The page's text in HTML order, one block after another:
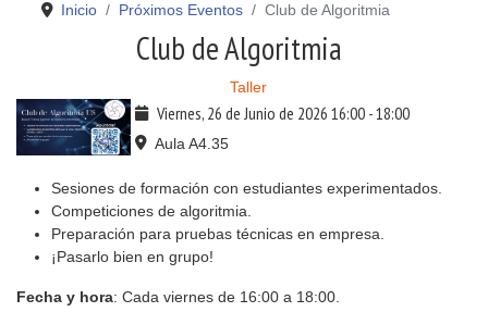
Inicio Próximos Eventos Club de Algoritmia
Club de Algoritmia
Taller
Viernes, 26 de Junio de 2026 16:00-18:00
Aula A4.35
Sesiones de formación con estudiantes experimentados.
Competiciones de algoritmia.
Preparación para pruebas técnicas en empresa.
¡Pasarlo bien en grupo!
Fecha y hora: Cada viernes de 16:00 a 18:00.